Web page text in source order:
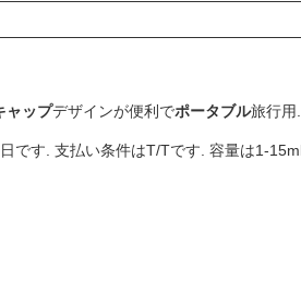
ャップデザインが便利でポータブル旅行用
です. 支払い条件はT/Tです. 容量は1-